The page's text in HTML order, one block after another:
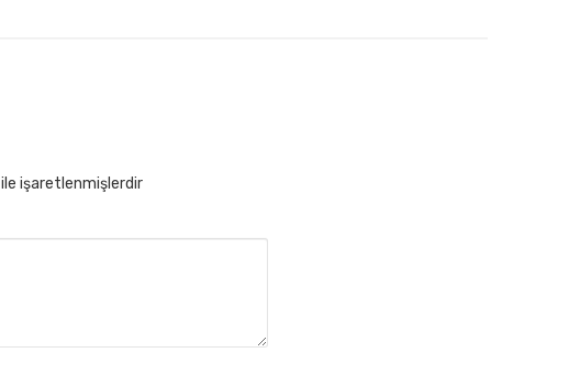
ile işaretlenmişlerdir